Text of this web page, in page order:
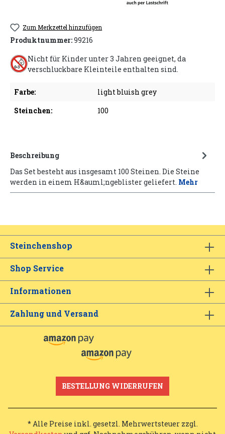
Zum Merkzettel hinzufügen
Produktnummer:99216
Nicht für Kinder unter 3 Jahren geeignet, da
verschluckbare Kleinteile enthalten sind.
Farbe:
light bluish grey
Steinchen:
100
Beschreibung
Das Set besteht aus insgesamt 100 Steinen. Die Steine
werden in einem H&auml;ngeblister geliefert. Mehr
Steinchenshop
Shop Service
Informationen
Zahlung und Versand
BESTELLUNG WIDERRUFEN
* Alle Preise inkl. gesetzl. Mehrwertsteuer zzgl.